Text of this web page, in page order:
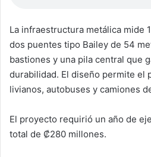
La infraestructura metálica mide
dos puentes tipo Bailey de 54
bastiones y una pila central que
durabilidad. El diseño permite el
livianos, autobuses y camiones
El proyecto requirió un año de
total de ₡280 millones.